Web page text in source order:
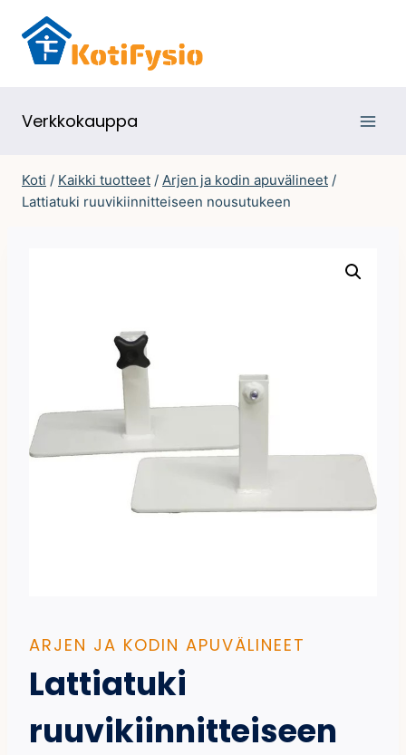
sisältöön
Verkkokauppa
Koti / Kaikki tuotteet / Arjen ja kodin apuvälineet /
Lattiatuki ruuvikiinnitteiseen nousutukeen
ARJEN JA KODIN APUVÄLINEET
Lattiatuki
ruuvikiinnitteiseen